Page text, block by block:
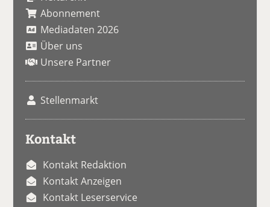
Abonnement
Mediadaten 2026
Über uns
Unsere Partner
Stellenmarkt
Kontakt
Kontakt Redaktion
Kontakt Anzeigen
Kontakt Leserservice